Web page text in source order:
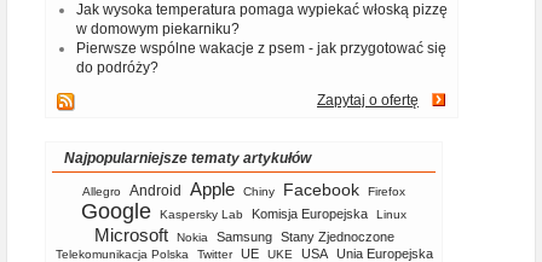
Jak wysoka temperatura pomaga wypiekać włoską pizzę
w domowym piekarniku?
Pierwsze wspólne wakacje z psem - jak przygotować się
do podróży?
Zapytaj o ofertę
Najpopularniejsze tematy artykułów
Allegro Android Apple Chiny Facebook Firefox
Google Kaspersky Lab Komisja Europejska Linux
Microsoft Nokia Samsung Stany Zjednoczone
Telekomunikacja Polska Twitter UE UKE USA Unia Europejska